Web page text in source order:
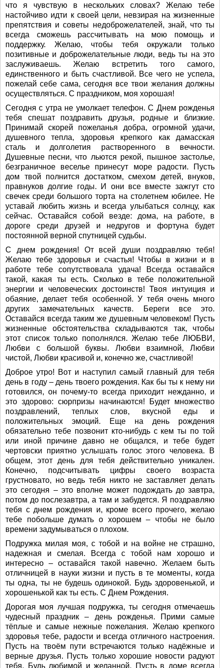
что я чувствую в нескольких словах? Желаю тебе
настойчиво идти к своей цели, невзирая на жизненные
препятствия и советы недоброжелателей, знай, что ты
всегда сможешь рассчитывать на мою помощь и
поддержку. Желаю, чтобы тебя окружали только
позитивные и доброжелательные люди, ведь ты на это
заслуживаешь. Желаю встретить того самого,
единственного и быть счастливой. Все чего не успела,
пожелай себе сама, сегодня все твои желания должны
осуществляться. С праздником, моя хорошая!
Сегодня с утра не умолкает телефон. С Днем рожденья
тебя спешат поздравить друзья, родные и близкие.
Принимай скорей пожеланья добра, огромной удачи,
душевного тепла, здоровья крепкого как дамасская
сталь и долголетия растворенного в вечности.
Душевные песни, что льются рекой, пышное застолье,
безграничное веселье принесут море радости. Пусть
дом твой полнится достатком, смехом детей, внуков,
правнуков долгие годы. И они все вместе зажгут сто
свечек среди большого торта на столетнем юбилее. Не
уставай любить жизнь и всегда улыбаться солнцу, как
сейчас. Оставайся собой везде: дома, на работе, в
дороге среди друзей и недругов и фортуна будет
постоянной верной спутницей судьбы.
С днем рождения! От всей души поздравляю тебя!
Желаю тебе здоровья и счастья! Чтобы в жизни и в
работе тебе сопутствовала удача! Всегда оставайся
такой, какая ты есть. Сколько в тебе положительной
энергии и человеческих достоинств! Твоя интуиция и
обаяние, делает тебя особенной. У тебя очень много
других замечательных качеств. Береги все это.
Оставайся всегда таким же душевным человеком! Пусть
жизненные обстоятельства складываются так, чтобы
этот список только пополнялся. Желаю тебе ЛЮБВИ,
Любви с большой буквы. Любви взаимной, Любви
чистой, Любви красивой и, конечно же, счастливой!
Доброе утро! Вот и наступил самый главный для тебя
день в году – день твоего рождения. Как бы ты к нему ни
готовился, он почему-то всегда приходит нежданно, и
это здорово: сюрпризы начинаются! Будет множество
поздравлений, теплых слов, вкусной еды и
положительных эмоций. Еще на день рождения
обязательно тебе позвонит кто-нибудь с кем ты по той
или иной причине давно не общался, и тебе будет
чертовски приятно услышать голос этого человека. В
общем, этот день для тебя действительно уникален.
Конечно, подсчитывать цифры своего возраста
грустновато, но ведь тебя никто не заставляет делать
это сегодня – это вполне может подождать до завтра,
потом до послезавтра, а там и забудется. Я поздравляю
тебя с днем рождения и, кроме всего прочего, желаю
тебе побольше думать о хорошем – чтобы не было
времени задумываться о плохом.
Подружка милая моя, с тобой и на войне не страшно,
надежная и смелая. Всегда с тобой нам хорошо и
интересно – оставайся такой навечно. Желаем быть
отличницей в науки жизни и пусть в те моменты, когда
ты одна, ты не будешь одинокой. Будь здоровенькой, и
хорошенькой как ты есть. С Днем Рождения.
Дорогая моя лучшая подружка, ты сегодня отмечаешь
чудесный праздник – день рожденья. Прими самые
тёплые и самые нежные пожелания. Желаю крепкого
здоровья тебе, радости и всегда отличного настроения.
Пусть на твоём пути встречаются только надёжные и
верные друзья. Пусть только хорошие новости радуют
тебя. Будь любимой и желанной. Пусть в доме всегда